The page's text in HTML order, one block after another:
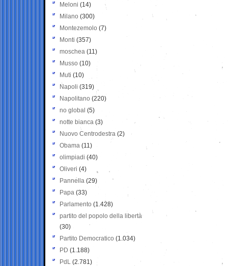
Meloni (14)
Milano (300)
Montezemolo (7)
Monti (357)
moschea (11)
Musso (10)
Muti (10)
Napoli (319)
Napolitano (220)
no global (5)
notte bianca (3)
Nuovo Centrodestra (2)
Obama (11)
olimpiadi (40)
Oliveri (4)
Pannella (29)
Papa (33)
Parlamento (1.428)
partito del popolo della libertà
(30)
Partito Democratico (1.034)
PD (1.188)
PdL (2.781)